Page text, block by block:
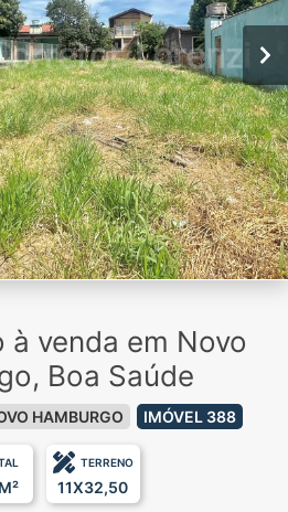
venda em Novo
Boa Saúde
HAMBURGO IMÓVEL 388
TERRENO
11X32,50